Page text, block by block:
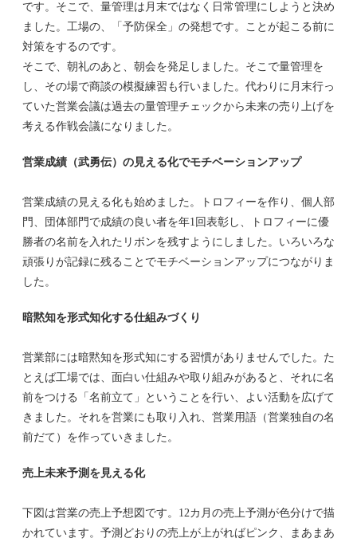
です。そこで、量管理は月末ではなく日常管理にしようと決め
ました。工場の、「予防保全」の発想です。ことが起こる前に
対策をするのです。
そこで、朝礼のあと、朝会を発足しました。そこで量管理を
し、その場で商談の模擬練習も行いました。代わりに月末行っ
ていた営業会議は過去の量管理チェックから未来の売り上げを
考える作戦会議になりました。
営業成績（武勇伝）の見える化でモチベーションアップ
営業成績の見える化も始めました。トロフィーを作り、個人部
門、団体部門で成績の良い者を年1回表彰し、トロフィーに優
勝者の名前を入れたリボンを残すようにしました。いろいろな
頑張りが記録に残ることでモチベーションアップにつながりま
した。
暗黙知を形式知化する仕組みづくり
営業部には暗黙知を形式知にする習慣がありませんでした。た
とえば工場では、面白い仕組みや取り組みがあると、それに名
前をつける「名前立て」ということを行い、よい活動を広げて
きました。それを営業にも取り入れ、営業用語（営業独自の名
前だて）を作っていきました。
売上未来予測を見える化
下図は営業の売上予想図です。12カ月の売上予測が色分けで描
かれています。予測どおりの売上が上がればピンク、まあまあ